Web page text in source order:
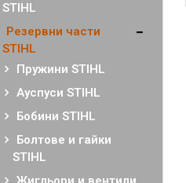
STIHL
Резервни части
STIHL
Пружини STIHL
Ауспуси STIHL
Бобини STIHL
Болтове и гайки
STIHL